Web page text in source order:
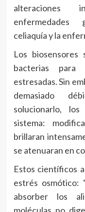
alteraciones
enfermedades
celiaquía y la
Los biosensores
bacterias
estresadas. Sin
demasiado
solucionarlo,
sistema:
brillaran
se atenuaran en
Estos científicos
estrés osmótico:
absorber los
moléculas no